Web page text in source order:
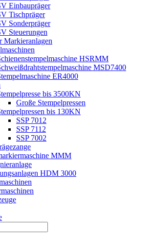
Einbaupräger
Tischpräger
Sonderpräger
Steuerungen
Markieranlagen
HSRMM
MSD7400
ER4000
bis 3500KN
Große Stempelpressen
bis 130KN
SSP 7012
SSP 7112
SSP 7002
MMM
HDM 3000